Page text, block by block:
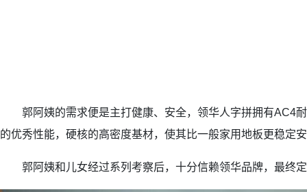
郭阿姨的需求便是主打健康、安全，领华人字拼拥有AC4耐
的优秀性能，硬核的高密度基材，使其比一般家用地板更稳定
郭阿姨和儿女经过系列考察后，十分信赖领华品牌，最终